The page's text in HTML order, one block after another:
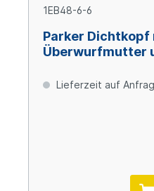
1EB48-6-6
Parker Dichtkopf
Überwurfmutter
Lieferzeit auf